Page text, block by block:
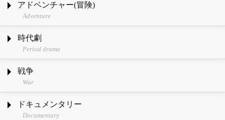
アドベンチャー(冒険)
Adventure
時代劇
Period drama
戦争
War
ドキュメンタリー
Documentary